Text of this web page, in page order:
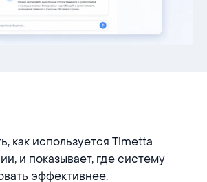
как используется Timetta
и показывает, где систему
эффективнее.